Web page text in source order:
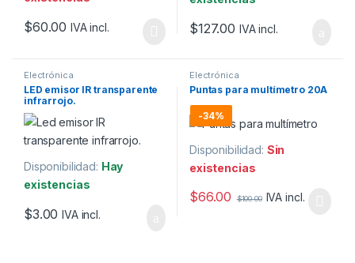
$60.00 IVA incl. $127.00 IVA incl.
Electrónica
LED emisor IR transparente
infrarrojo.
Disponibilidad: Hay
existencias
$3.00 IVA incl.
Electrónica
Puntas para multímetro 20A
-34%
Disponibilidad: Sin
existencias
$66.00 $100.00 IVA incl.